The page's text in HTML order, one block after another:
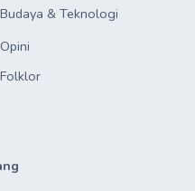
Budaya & Teknologi
Opini
Folklor